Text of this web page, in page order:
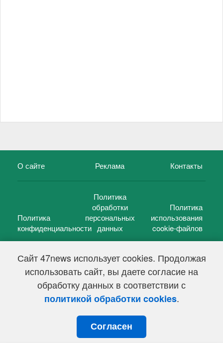
Сайт 47news использует cookies. Продолжая
использовать сайт, вы даете согласие на
обработку данных в соответствии с
политикой обработки cookies.
Согласен
О сайте Реклама Контакты
Политика
конфиденциальности
Политика
обработки
персональных
данных
Политика
использования
cookie-файлов
47 новостей (47 news)2005 — 2026 г.
Свидетельство о регистрации СМИ Эл № ФС 77-39848, выдано
Федеральной службой по надзору в сфере связи,
информационных технологий и массовых коммуникаций